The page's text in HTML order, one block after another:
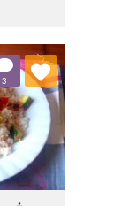
3
listę: